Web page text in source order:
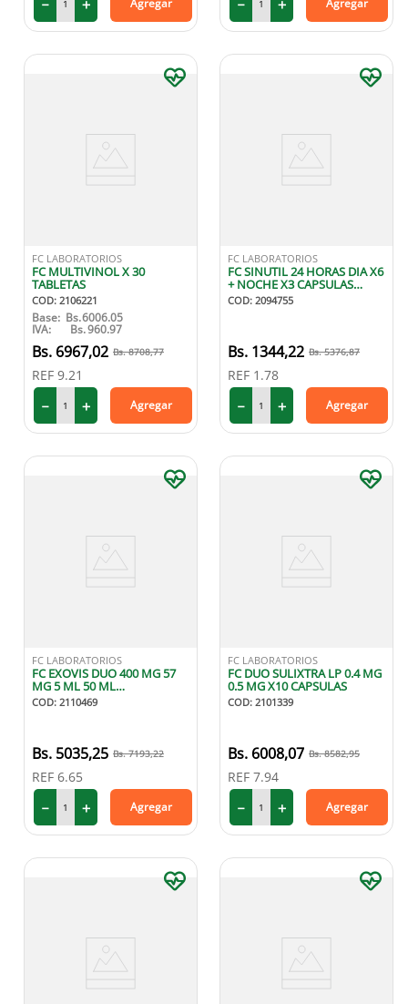
＋
－ Agregar ＋
－ Agregar
FC LABORATORIOS
FC MULTIVINOL X 30
TABLETAS
COD: 2106221
Base: Bs.6006.05
IVA: Bs.960.97
6967,02 8708,77
REF 9.21
＋
－ Agregar
FC LABORATORIOS
FC SINUTIL 24 HORAS DIA X6
+ NOCHE X3 CAPSULAS
BLANDAS
COD: 2094755
1344,22 5376,87
REF 1.78
＋
－ Agregar
FC LABORATORIOS
FC EXOVIS DUO 400 MG 57
MG 5 ML 50 ML
SUSPENSION
COD: 2110469
5035,25 7193,22
REF 6.65
＋
－ Agregar
FC LABORATORIOS
FC DUO SULIXTRA LP 0.4 MG
0.5 MG X10 CAPSULAS
COD: 2101339
6008,07 8582,95
REF 7.94
＋
－ Agregar